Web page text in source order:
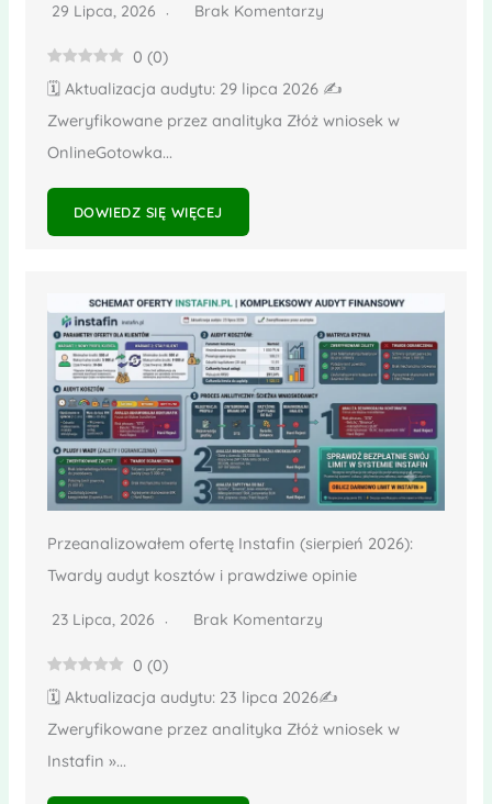
29 Lipca, 2026 Brak Komentarzy
0 (0)
🗓️ Aktualizacja audytu: 29 lipca 2026 ✍️
Zweryfikowane przez analityka Złóż wniosek w
OnlineGotowka...
DOWIEDZ SIĘ WIĘCEJ
Przeanalizowałem ofertę Instafin (sierpień 2026):
Twardy audyt kosztów i prawdziwe opinie
23 Lipca, 2026 Brak Komentarzy
0 (0)
🗓️ Aktualizacja audytu: 23 lipca 2026✍️
Zweryfikowane przez analityka Złóż wniosek w
Instafin »...